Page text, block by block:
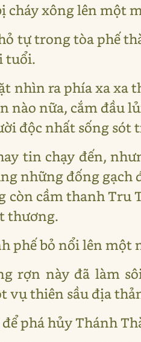
cháy xông lên một
tự trong tòa phế
tuổi.
nhìn ra phía xa xa
nào nữa, cắm đầu
độc nhất sống
tin chạy đến,
những đống
còn cầm thanh Tru
thương.
phế bỏ nổi lên một
rợn này đã làm
vụ thiên sầu địa
phá hủy Thánh